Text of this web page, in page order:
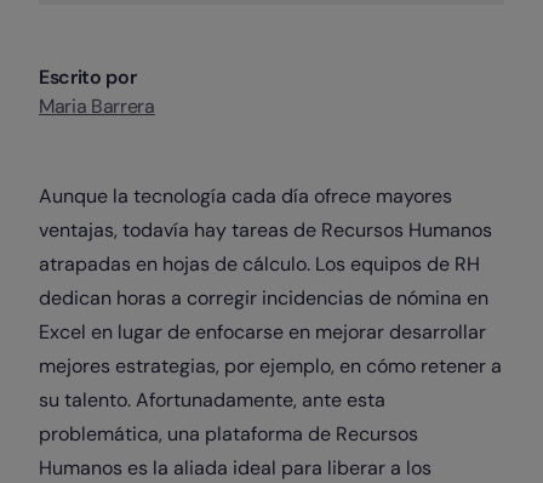
Escrito por
Maria Barrera
Aunque la tecnología cada día ofrece mayores
ventajas, todavía hay tareas de Recursos Humanos
atrapadas en hojas de cálculo. Los equipos de RH
dedican horas a corregir incidencias de nómina en
Excel en lugar de enfocarse en mejorar desarrollar
mejores estrategias, por ejemplo, en cómo retener a
su talento. Afortunadamente, ante esta
problemática, una plataforma de Recursos
Humanos es la aliada ideal para liberar a los